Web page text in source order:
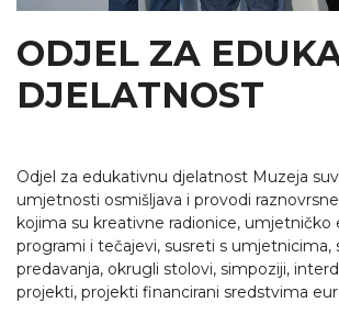
ODJEL ZA
DJELATNOST
Odjel za edukativnu djelatnost Muzeja
umjetnosti osmišljava i provodi
kojima su kreativne radionice, umjetničko
programi i tečajevi, susreti s umjetnicima,
predavanja, okrugli stolovi, simpoziji,
projekti, projekti financirani sredstvima